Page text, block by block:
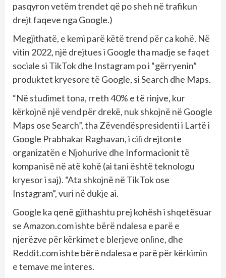
pasqyron vetëm trendet që po sheh në trafikun
drejt faqeve nga Google.)
Megjithatë, e kemi parë këtë trend për ca kohë. Në
vitin 2022, një drejtues i Google tha madje se faqet
sociale si TikTok dhe Instagram po i “gërryenin”
produktet kryesore të Google, si Search dhe Maps.
“Në studimet tona, rreth 40% e të rinjve, kur
kërkojnë një vend për drekë, nuk shkojnë në Google
Maps ose Search”, tha Zëvendëspresidenti i Lartë i
Google Prabhakar Raghavan, i cili drejtonte
organizatën e Njohurive dhe Informacionit të
kompanisë në atë kohë (ai tani është teknologu
kryesor i saj). “Ata shkojnë në TikTok ose
Instagram”, vuri në dukje ai.
Google ka qenë gjithashtu prej kohësh i shqetësuar
se Amazon.com ishte bërë ndalesa e parë e
njerëzve për kërkimet e blerjeve online, dhe
Reddit.com ishte bërë ndalesa e parë për kërkimin
e temave me interes.